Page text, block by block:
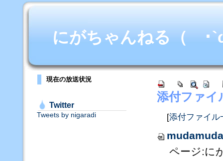
にがちゃんねる（ ･
現在の放送状況
Twitter
Tweets by nigaradi
添付ファイ
[添付ファイル
ページ:に